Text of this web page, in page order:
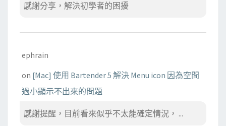
感謝分享，解決初學者的困擾
ephrain
on [Mac] 使用 Bartender 5 解決 Menu icon 因為空間
過小顯示不出來的問題
感謝提醒，目前看來似乎不太能確定情況， ...